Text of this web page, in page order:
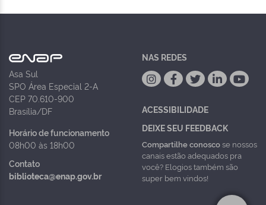
Asa Sul
SPO Área Especial 2-A
CEP 70.610-900
Brasília/DF
Horário de funcionamento
08h00 às 18h00
Contato
biblioteca@enap.gov.br
NAS REDES
ACESSIBILIDADE
DEIXE SEU FEEDBACK
Compartilhe conoscose nossos
canais estão adequados pra
você? Elogios também são
super bem vindos!